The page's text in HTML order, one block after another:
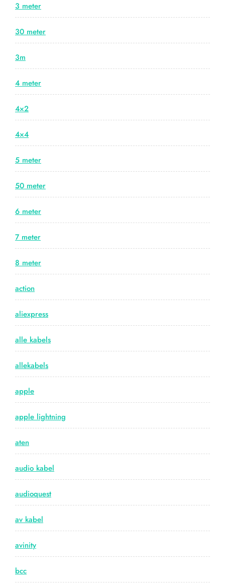
3 meter
30 meter
3m
4 meter
4×2
4×4
5 meter
50 meter
6 meter
7 meter
8 meter
action
aliexpress
alle kabels
allekabels
apple
apple lightning
aten
audio kabel
audioquest
av kabel
avinity
bcc